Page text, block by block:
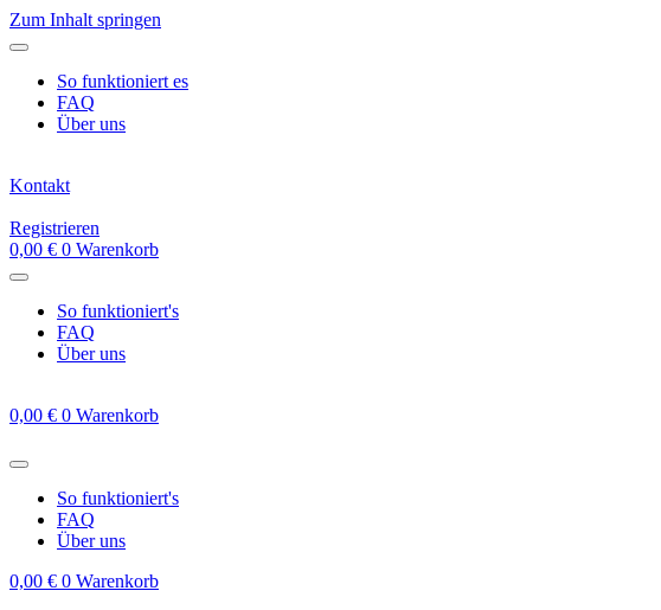
Zum Inhalt springen
So funktioniert es
FAQ
Über uns
Kontakt
Registrieren
0,00 € 0 Warenkorb
So funktioniert's
FAQ
Über uns
0,00 € 0 Warenkorb
So funktioniert's
FAQ
Über uns
0,00 € 0 Warenkorb